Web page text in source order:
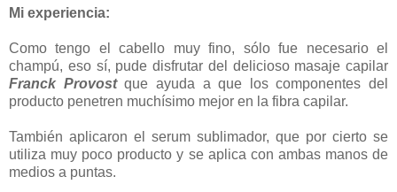
Mi experiencia:
Como tengo el cabello muy fino, sólo fue necesario el
champú, eso sí, pude disfrutar del delicioso masaje capilar
Franck Provostque ayuda a que los componentes del
producto penetren muchísimo mejor en la fibra capilar.
También aplicaron el serum sublimador, que por cierto se
utiliza muy poco producto y se aplica con ambas manos de
medios a puntas.